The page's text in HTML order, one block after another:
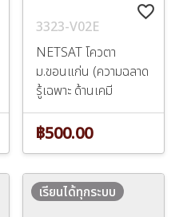
favorite_border
3323-V02E
NETSAT โควตา
ม.ขอนแก่น (ความฉลาด
รู้เฉพาะ ด้านเคมี
฿500.00
เรียนได้ทุกระบบ